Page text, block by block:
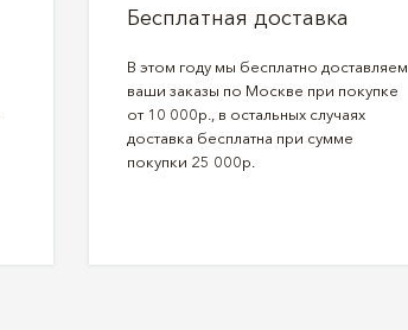
Бесплатная доставка
В этом году мы бесплатно доставляем
ваши заказы по Москве при покупке
от 10 000р., в остальных случаях
доставка бесплатна при сумме
покупки 25 000р.